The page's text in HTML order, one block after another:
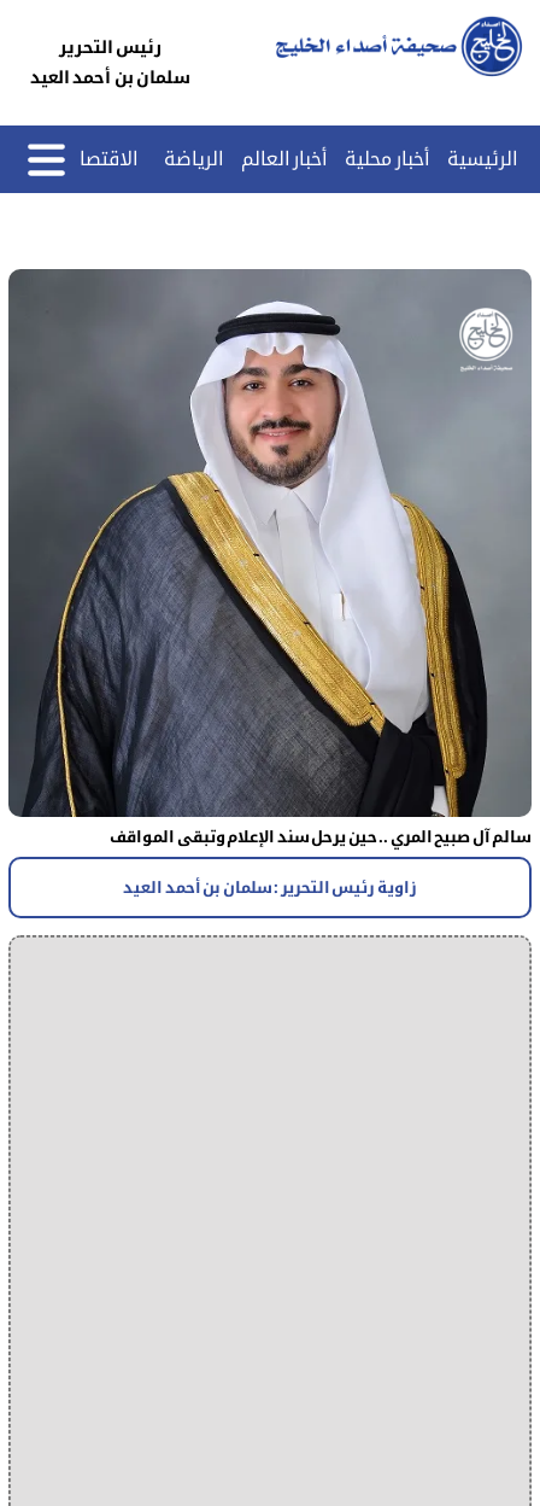
رئيس التحرير
سلمان بن أحمد العيد
الرئيسية أخبار محلية أخبار العالم الرياضة الاقتصاد
سالم آل صبيح المري .. حين يرحل سند الإعلام وتبقى المواقف
زاوية رئيس التحرير : سلمان بن أحمد العيد